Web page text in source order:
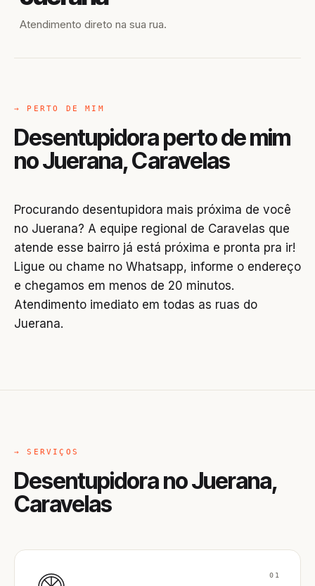
Atendimento direto na sua rua.
→ PERTO DE MIM
Desentupidora perto de mim
no Juerana, Caravelas
Procurando desentupidora mais próxima de você
no Juerana? A equipe regional de Caravelas que
atende esse bairro já está próxima e pronta pra ir!
Ligue ou chame no Whatsapp, informe o endereço
e chegamos em menos de 20 minutos.
Atendimento imediato em todas as ruas do
Juerana.
→ SERVIÇOS
Desentupidora no Juerana,
Caravelas
01